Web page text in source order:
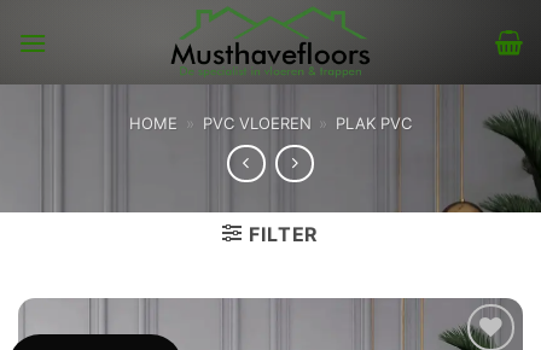
HOME » PVC VLOEREN » PLAK PVC
FILTER